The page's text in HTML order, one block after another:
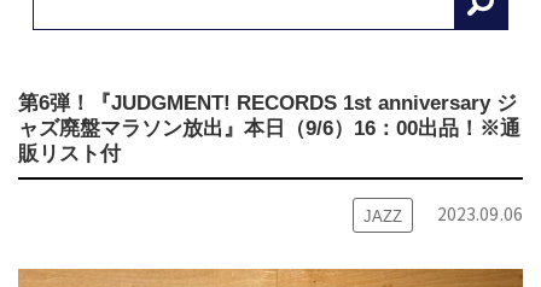
第6弾！『JUDGMENT! RECORDS 1st anniversary ジ
ャズ廃盤マラソン放出』本日（9/6）16：00出品！※通
販リスト付
JAZZ 2023.09.06